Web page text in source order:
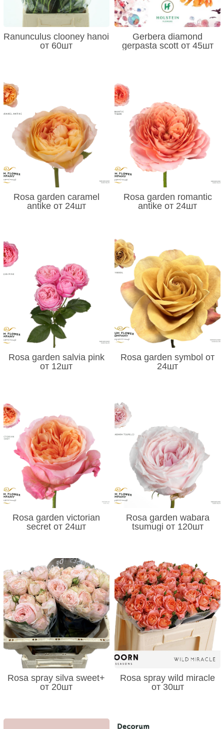
Ranunculus clooney hanoi
от 60шт
Gerbera diamond
gerpasta scott от 45шт
Rosa garden caramel
antike от 24шт
Rosa garden romantic
antike от 24шт
Rosa garden salvia pink
от 12шт
Rosa garden symbol от
24шт
Rosa garden victorian
secret от 24шт
Rosa garden wabara
tsumugi от 120шт
Rosa spray silva sweet+
от 20шт
Rosa spray wild miracle
от 30шт